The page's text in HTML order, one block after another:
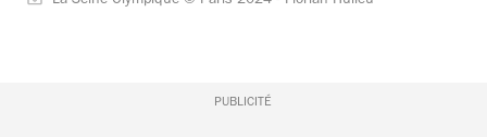
PUBLICITÉ